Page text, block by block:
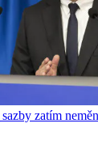
zatím